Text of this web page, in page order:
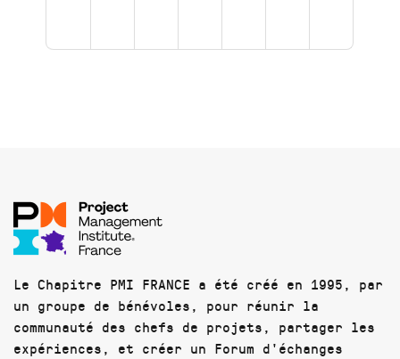
Le Chapitre PMI FRANCE a été créé en 1995, par
un groupe de bénévoles, pour réunir la
communauté des chefs de projets, partager les
expériences, et créer un Forum d'échanges